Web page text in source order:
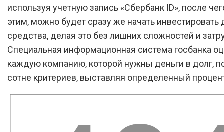
используя учетную запись «Сбербанк ID», после
этим, можно будет сразу же начать
средства, делая это без лишних сложностей и
Специальная информационная система госбанка
каждую компанию, которой нужны деньги в долг,
сотне критериев, выставляя определенный